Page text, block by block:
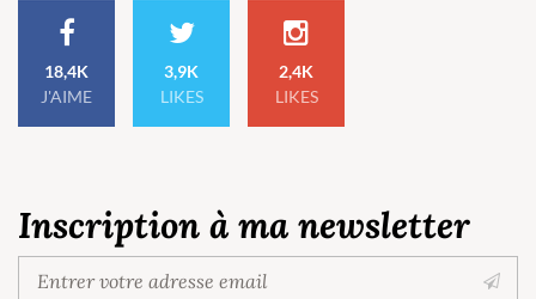
18,4K
J'AIME
3,9K
LIKES
2,4K
LIKES
Inscription à ma newsletter